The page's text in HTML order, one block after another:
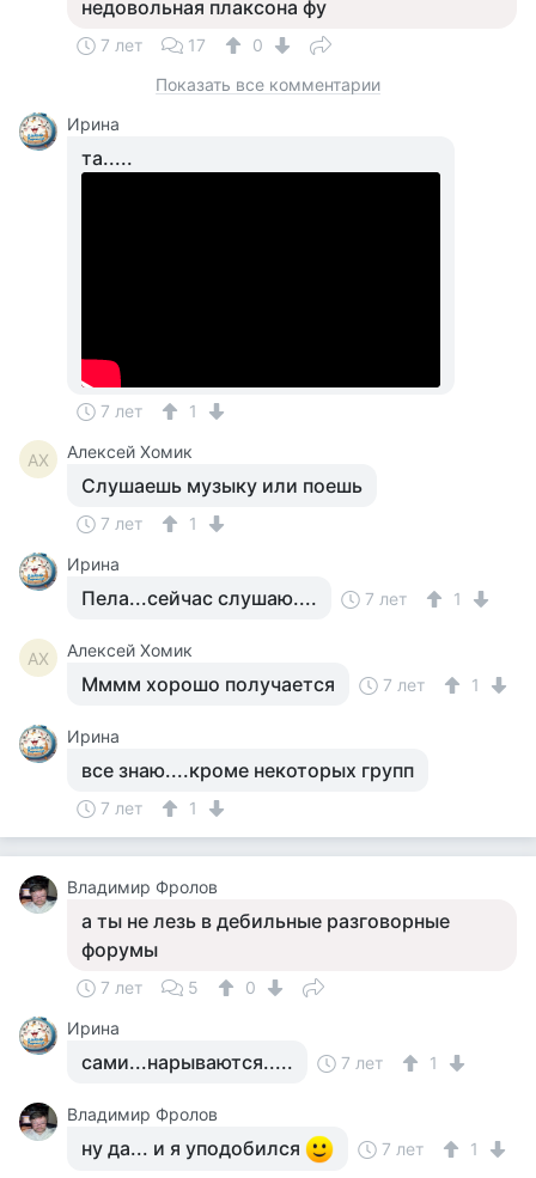
недовольная плаксона фу
7 лет 17
0
Показать все комментарии
Ирина
та.....
7 лет 1
АХ Алексей Хомик
Слушаешь музыку или поешь
7 лет
1
Ирина
Пела...сейчас слушаю.... 7 лет 1
АХ Алексей Хомик
Мммм хорошо получается 7 лет 1
Ирина
все знаю....кроме некоторых групп
7 лет 1
Владимир Фролов
а ты не лезь в дебильные разговорные
форумы
7 лет 5
0
Ирина
сами...нарываются..... 7 лет 1
Владимир Фролов
ну да... и я уподобился 7 лет 1